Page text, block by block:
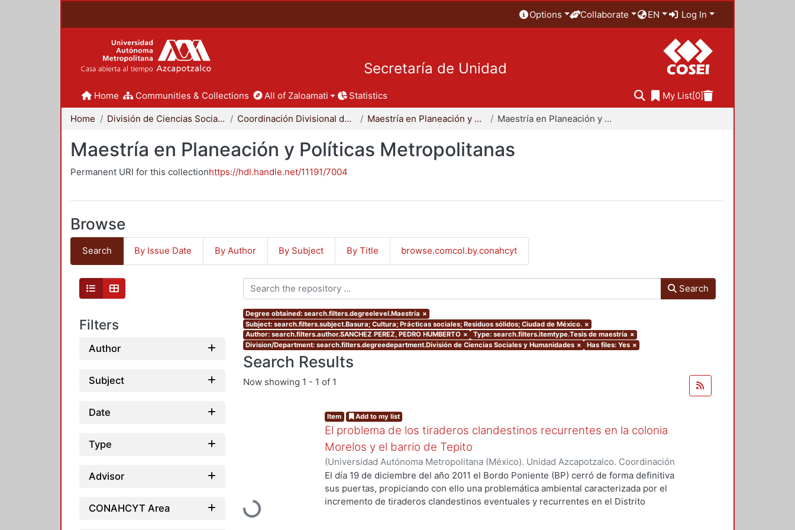
Options Collaborate EN Log In
Secretaría de Unidad
Home Communities & Collections All of Zaloamati Statistics My List[0]
Home División de Ciencias Sociales y Humanidades Coordinación Divisional de Posgrado Maestría en Planeación y Políticas Metropolitanas Maestría en Planeación y Políticas Metropolitanas
Maestría en Planeación y Políticas Metropolitanas
Permanent URI for this collectionhttps://hdl.handle.net/11191/7004
Browse
Search By Issue Date By Author By Subject By Title browse.comcol.by.conahcyt
Filters
Author
Subject
Date
Type
Advisor
CONAHCYT Area
Search
Degree obtained: search.filters.degreelevel.Maestría ×
Subject: search.filters.subject.Basura; Cultura; Prácticas sociales; Residuos sólidos; Ciudad de México. ×
Author: search.filters.author.SANCHEZ PEREZ, PEDRO HUMBERTO × Type: search.filters.itemtype.Tesis de maestría ×
Division/Department: search.filters.degreedepartment.División de Ciencias Sociales y Humanidades × Has files: Yes ×
Search Results
Now showing 1 - 1 of 1
Loading...
Item Add to my list
El problema de los tiraderos clandestinos recurrentes en la colonia
Morelos y el barrio de Tepito
(Universidad Autónoma Metropolitana (México). Unidad Azcapotzalco. Coordinación
de Servicios de Información.,2014-02-06)SANCHEZ PEREZ, PEDRO HUMBERTO
El día 19 de diciembre del año 2011 el Bordo Poniente (BP) cerró de forma definitiva
sus puertas, propiciando con ello una problemática ambiental caracterizada por el
incremento de tiraderos clandestinos eventuales y recurrentes en el Distrito